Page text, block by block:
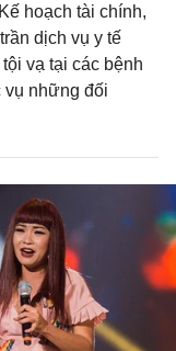
hoạch tài chính,
dịch vụ y tế
vạ tại các bệnh
vụ những đối